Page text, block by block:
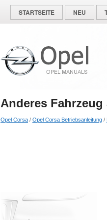
STARTSEITE NEU
Anderes
Opel Corsa / Opel Corsa Betriebsanleitung /